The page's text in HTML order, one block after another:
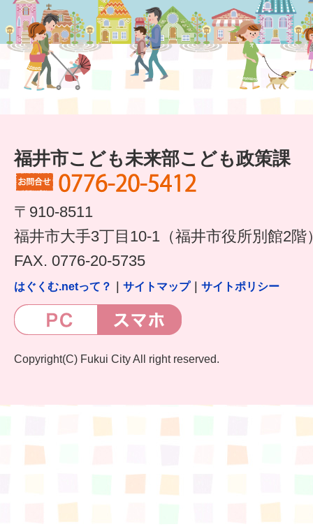
福井市こども未来部こども政策課
〒910-8511
福井市大手3丁目10-1（福井市役所別館2階
FAX. 0776-20-5735
はぐくむ.netって？ サイトマップ｜ サイトポリシー
Copyright(C) Fukui City All right reserved.
福井市図書館オススメの本
お出かけ情報
病気・けが 基本情報
パパもママも子育て
ソーシャルメディア
すまいるサポート行事案内